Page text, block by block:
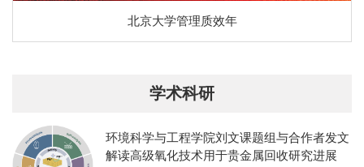
北京大学管理质效年
学术科研
环境科学与工程学院刘文课题组与合作者发文
解读高级氧化技术用于贵金属回收研究进展